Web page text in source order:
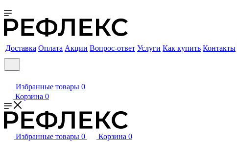
Доставка Оплата Акции Вопрос-ответ Услуги Как купить Контакты
Избранные товары 0
Корзина 0
Избранные товары 0 Корзина 0